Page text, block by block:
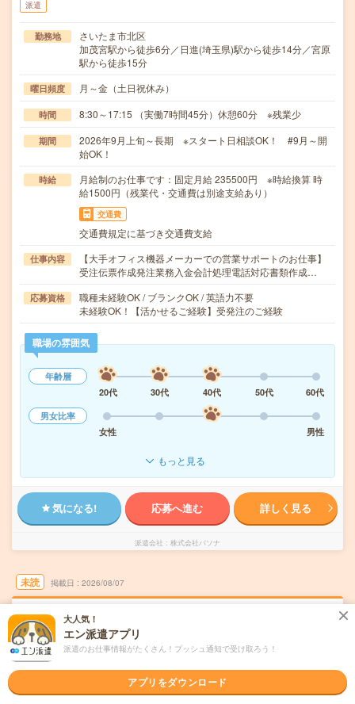
派遣
勤務地
さいたま市北区
加茂宮駅から徒歩6分／日進(埼玉県)駅から徒歩14分／宮原
駅から徒歩15分
曜日頻度 月～金（土日祝休み）
時間 8:30～17:15 （実働7時間45分）休憩60分 ※残業少
期間
2026年9月上旬～長期 ※スタート日相談OK！ #9月～開
始OK！
時給
月給制のお仕事です：固定月給 235500円 ※時給換算 時
給1500円（残業代・交通費は別途支給あり）
交通費
交通費規定に基づき交通費支給
仕事内容
【大手オフィス機器メーカーでの営業サポートのお仕事】
受注伝票作成発注業務入金会計処理電話対応書類作成…
応募資格
職種未経験OK / ブランクOK / 英語力不要
未経験OK！【活かせるご経験】受発注のご経験
職場の雰囲気
年齢層
20代
30代 40代 50代
60代
男女比率
女性
男性
もっと見る
気になる! 応募へ進む 詳しく見る
派遣会社 株式会社パソナ
未読 掲載日 2026/08/07
月給24万円！未経験OK＊製造関連企業での営
業アシスタント＊残業少
職種未経験OK
大人気！
エン派遣アプリ
派遣のお仕事情報がたくさん！プッシュ通知で受け取ろう！
アプリをダウンロード